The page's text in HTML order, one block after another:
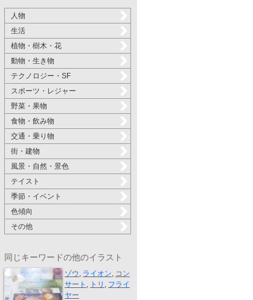
人物
生活
植物・樹木・花
動物・生き物
テクノロジー・SF
スポーツ・レジャー
野菜・果物
食物・飲み物
交通・乗り物
街・建物
風景・自然・景色
テイスト
季節・イベント
色傾向
その他
同じキーワードの他のイラスト
ニューイヤー...
ゾウ, ライオン, コン
サート , トリ , フライ
ヤー